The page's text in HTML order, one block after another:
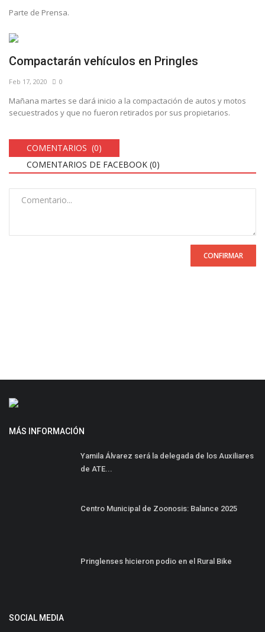
Parte de Prensa.
Compactarán vehículos en Pringles
Feb 17, 2020 0
Mañana martes se dará inicio a la compactación de autos y motos
secuestrados y que no fueron retirados por sus propietarios.
COMENTARIOS (0)
COMENTARIOS DE FACEBOOK (0)
CONFIRMAR
MÁS INFORMACIÓN
Yamila Álvarez será la delegada de los Auxiliares
de ATE...
Centro Municipal de Zoonosis: Balance 2025
Pringlenses hicieron podio en el Rural Bike
SOCIAL MEDIA